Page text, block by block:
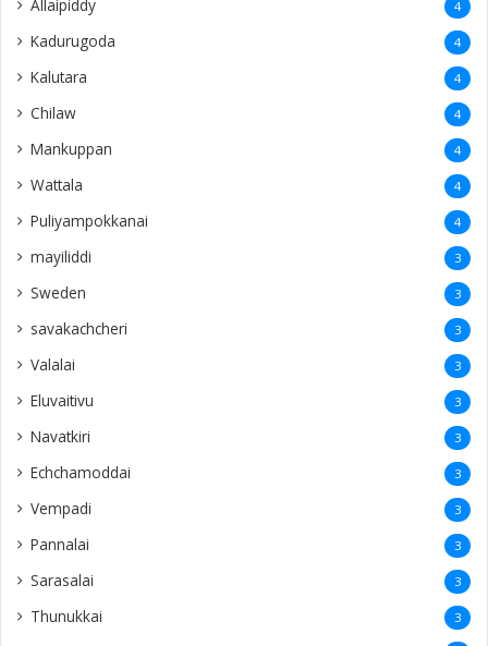
Allaipiddy 4
Kadurugoda 4
Kalutara 4
Chilaw 4
Mankuppan 4
Wattala 4
Puliyampokkanai 4
mayiliddi 3
Sweden 3
savakachcheri 3
Valalai 3
Eluvaitivu 3
Navatkiri 3
Echchamoddai 3
Vempadi 3
Pannalai 3
Sarasalai 3
Thunukkai 3